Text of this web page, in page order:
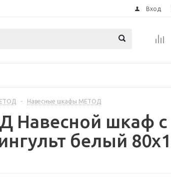
Вход
- Навесные шкафы МЕТОД
Навесной шкаф с
белый